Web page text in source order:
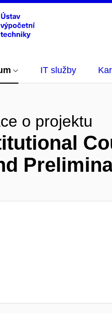
IT služby
o projektu